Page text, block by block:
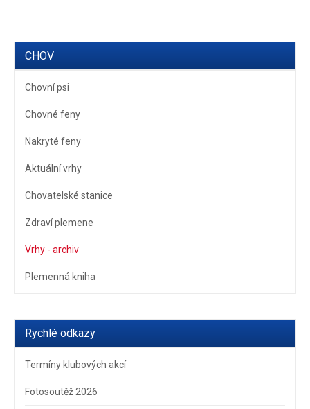
CHOV
Chovní psi
Chovné feny
Nakryté feny
Aktuální vrhy
Chovatelské stanice
Zdraví plemene
Vrhy - archiv
Plemenná kniha
Rychlé odkazy
Termíny klubových akcí
Fotosoutěž 2026